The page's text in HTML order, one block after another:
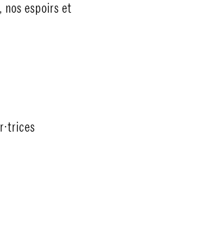
nos espoirs et